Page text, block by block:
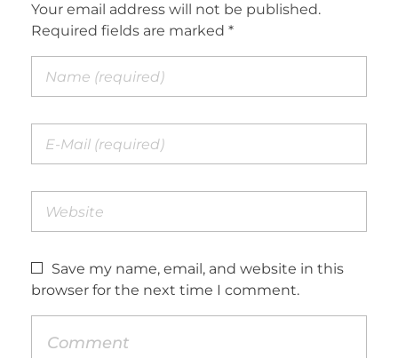
Your email address will not be published.
Required fields are marked *
Save my name, email, and website in this
browser for the next time I comment.